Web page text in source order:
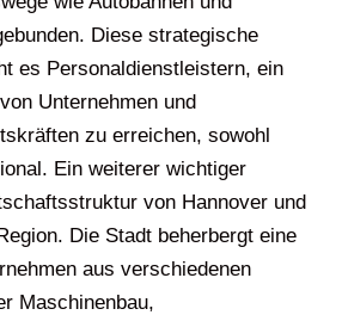
Diese strategische
es Personaldienstleistern, ein
Unternehmen und
zu erreichen, sowohl
Ein weiterer wichtiger
von Hannover und
Die Stadt beherbergt eine
aus verschiedenen
Maschinenbau,